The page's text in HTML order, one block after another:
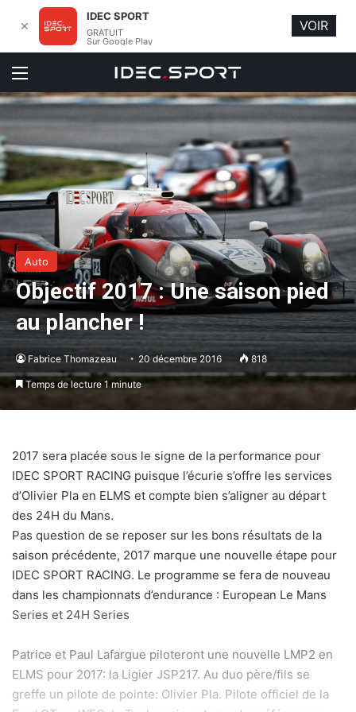
Menu
Auto
Objectif 2017 : Une saison pied
au plancher !
Fabrice Thomazeau 20 décembre 2016 818
Temps de lecture 1 minute
2017 sera placée sous le signe de la performance pour
IDEC SPORT RACING puisque l’écurie s’offre les services
d’Olivier Pla en ELMS et compte bien s’aligner au départ
des 24H du Mans.
Pas question de se reposer sur les bons résultats de la
saison précédente, 2017 marque une nouvelle étape pour
IDEC SPORT RACING. Le programme se fera de nouveau
dans les championnats d’endurance : European Le Mans
Series et 24H Series
Patrice et Paul Lafargue piloteront une nouvelle LMP2 en
ELMS pour 2017: la Ligier JSP217. Au duo père/fils se
greffe un pilote de pointe: Olivier Pla. Pilote officiel de la
✕
IDEC SPORT
GRATUIT
Sur Google Play
VOIR